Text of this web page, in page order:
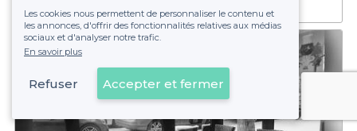
Voir sur la carte
Les cookies nous permettent de personnaliser le contenu et
les annonces, d'offrir des fonctionnalités relatives aux médias
sociaux et d'analyser notre trafic.
En savoir plus
Refuser Accepter et fermer